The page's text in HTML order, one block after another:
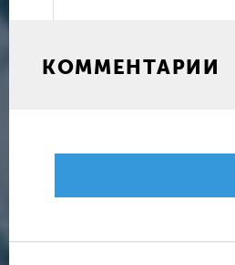
КОММЕНТАРИИ